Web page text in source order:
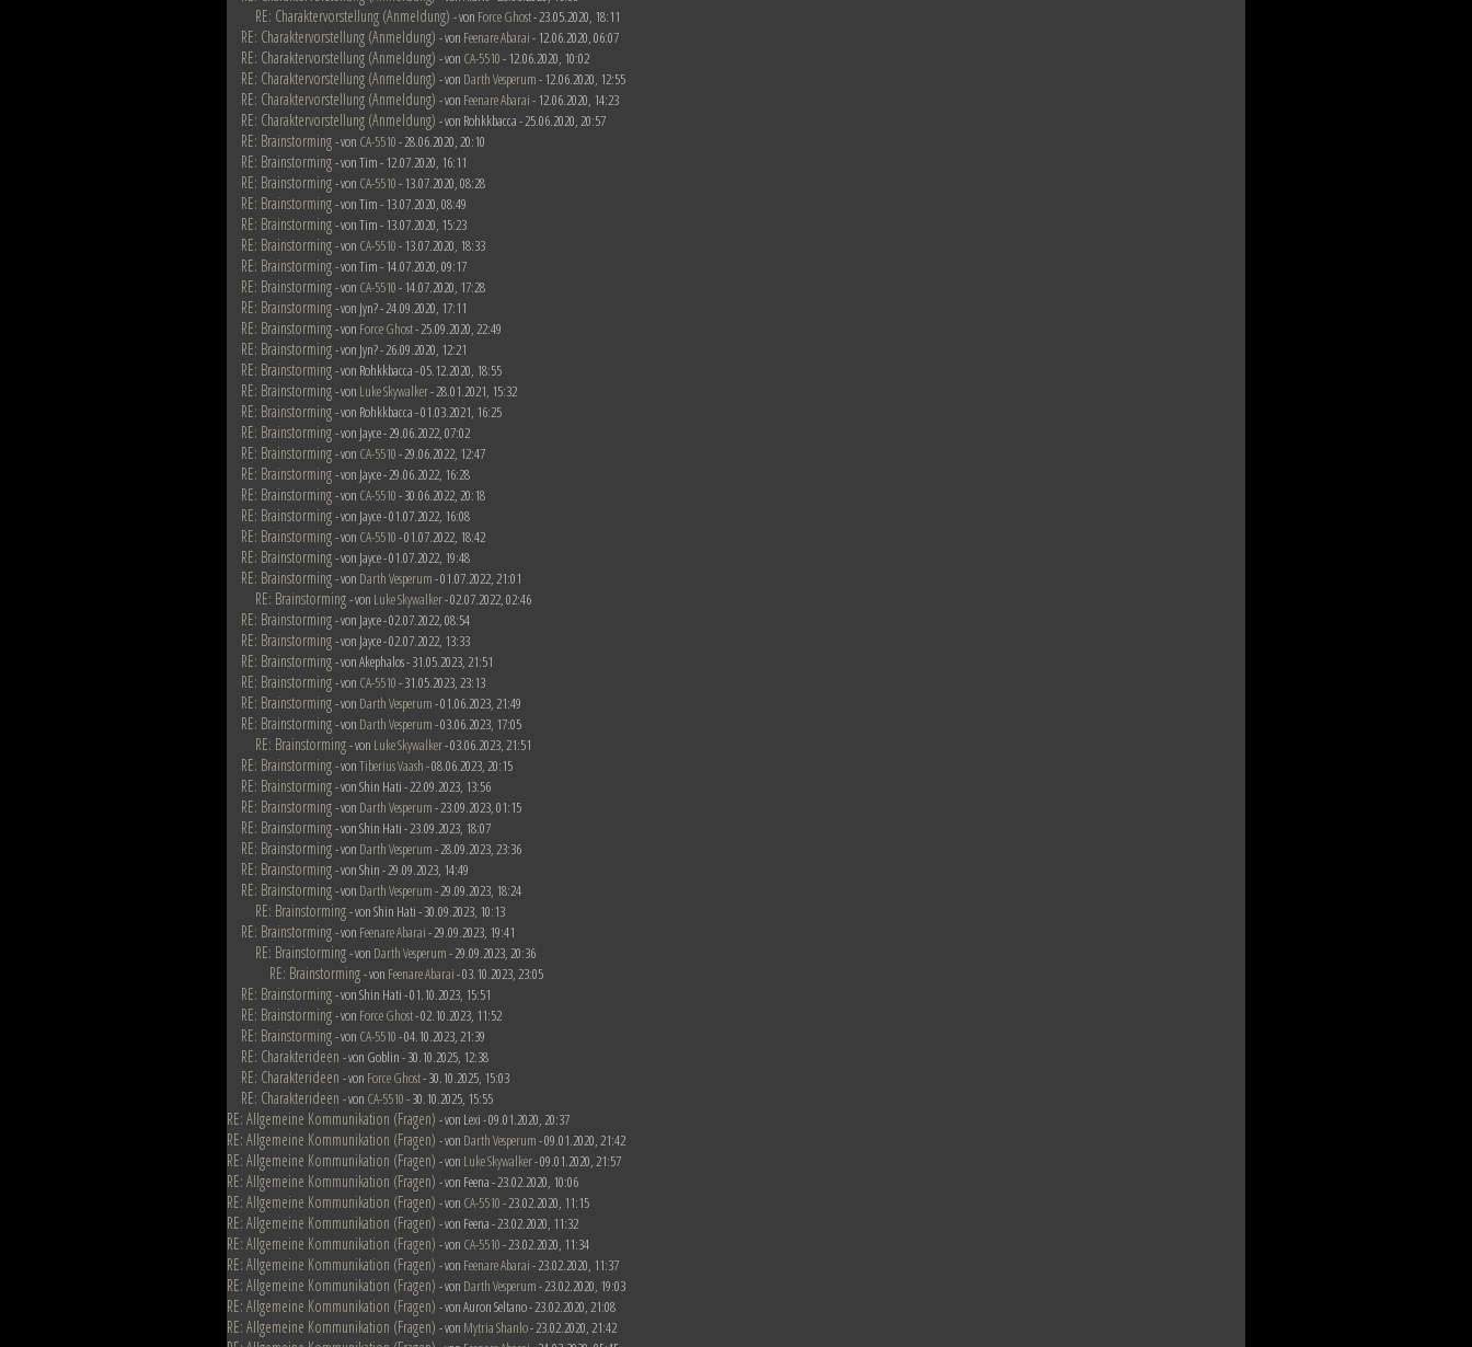
RE: Charaktervorstellung (Anmeldung) - von Force Ghost- 23.05.2020, 18:11
RE: Charaktervorstellung (Anmeldung) - von Feenare Abarai- 12.06.2020, 06:07
RE: Charaktervorstellung (Anmeldung) - von CA-5510- 12.06.2020, 10:02
RE: Charaktervorstellung (Anmeldung) - von Darth Vesperum- 12.06.2020, 12:55
RE: Charaktervorstellung (Anmeldung) - von Feenare Abarai- 12.06.2020, 14:23
RE: Charaktervorstellung (Anmeldung) - von Rohkkbacca - 25.06.2020, 20:57
RE: Brainstorming- von CA-5510- 28.06.2020, 20:10
RE: Brainstorming- von Tim - 12.07.2020, 16:11
RE: Brainstorming- von CA-5510- 13.07.2020, 08:28
RE: Brainstorming- von Tim - 13.07.2020, 08:49
RE: Brainstorming- von Tim - 13.07.2020, 15:23
RE: Brainstorming- von CA-5510- 13.07.2020, 18:33
RE: Brainstorming- von Tim - 14.07.2020, 09:17
RE: Brainstorming- von CA-5510- 14.07.2020, 17:28
RE: Brainstorming- von Jyn? - 24.09.2020, 17:11
RE: Brainstorming- von Force Ghost- 25.09.2020, 22:49
RE: Brainstorming- von Jyn? - 26.09.2020, 12:21
RE: Brainstorming- von Rohkkbacca - 05.12.2020, 18:55
RE: Brainstorming- von Luke Skywalker- 28.01.2021, 15:32
RE: Brainstorming- von Rohkkbacca - 01.03.2021, 16:25
RE: Brainstorming- von Jayce - 29.06.2022, 07:02
RE: Brainstorming- von CA-5510- 29.06.2022, 12:47
RE: Brainstorming- von Jayce - 29.06.2022, 16:28
RE: Brainstorming- von CA-5510- 30.06.2022, 20:18
RE: Brainstorming- von Jayce - 01.07.2022, 16:08
RE: Brainstorming- von CA-5510- 01.07.2022, 18:42
RE: Brainstorming- von Jayce - 01.07.2022, 19:48
RE: Brainstorming- von Darth Vesperum- 01.07.2022, 21:01
RE: Brainstorming- von Luke Skywalker- 02.07.2022, 02:46
RE: Brainstorming- von Jayce - 02.07.2022, 08:54
RE: Brainstorming- von Jayce - 02.07.2022, 13:33
RE: Brainstorming- von Akephalos - 31.05.2023, 21:51
RE: Brainstorming- von CA-5510- 31.05.2023, 23:13
RE: Brainstorming- von Darth Vesperum- 01.06.2023, 21:49
RE: Brainstorming- von Darth Vesperum- 03.06.2023, 17:05
RE: Brainstorming- von Luke Skywalker- 03.06.2023, 21:51
RE: Brainstorming- vonTiberius Vaash- 08.06.2023, 20:15
RE: Brainstorming- von Shin Hati - 22.09.2023, 13:56
RE: Brainstorming- von Darth Vesperum- 23.09.2023, 01:15
RE: Brainstorming- von Shin Hati - 23.09.2023, 18:07
RE: Brainstorming- von Darth Vesperum- 28.09.2023, 23:36
RE: Brainstorming- von Shin - 29.09.2023, 14:49
RE: Brainstorming- von Darth Vesperum- 29.09.2023, 18:24
RE: Brainstorming- von Shin Hati - 30.09.2023, 10:13
RE: Brainstorming- von Feenare Abarai- 29.09.2023, 19:41
RE: Brainstorming- von Darth Vesperum- 29.09.2023, 20:36
RE: Brainstorming- von Feenare Abarai- 03.10.2023, 23:05
RE: Brainstorming- von Shin Hati - 01.10.2023, 15:51
RE: Brainstorming- von Force Ghost- 02.10.2023, 11:52
RE: Brainstorming- von CA-5510- 04.10.2023, 21:39
RE: Charakterideen - von Goblin - 30.10.2025, 12:38
RE: Charakterideen - von Force Ghost- 30.10.2025, 15:03
RE: Charakterideen - von CA-5510- 30.10.2025, 15:55
RE: Allgemeine Kommunikation (Fragen) - von Lexi - 09.01.2020, 20:37
RE: Allgemeine Kommunikation (Fragen) - von Darth Vesperum- 09.01.2020, 21:42
RE: Allgemeine Kommunikation (Fragen) - von Luke Skywalker- 09.01.2020, 21:57
RE: Allgemeine Kommunikation (Fragen) - von Feena - 23.02.2020, 10:06
RE: Allgemeine Kommunikation (Fragen) - von CA-5510- 23.02.2020, 11:15
RE: Allgemeine Kommunikation (Fragen) - von Feena - 23.02.2020, 11:32
RE: Allgemeine Kommunikation (Fragen) - von CA-5510- 23.02.2020, 11:34
RE: Allgemeine Kommunikation (Fragen) - von Feenare Abarai- 23.02.2020, 11:37
RE: Allgemeine Kommunikation (Fragen) - von Darth Vesperum- 23.02.2020, 19:03
RE: Allgemeine Kommunikation (Fragen) - von Auron Seltano - 23.02.2020, 21:08
RE: Allgemeine Kommunikation (Fragen) - von Mytria Shanlo- 23.02.2020, 21:42